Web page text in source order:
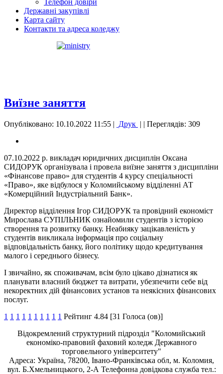
Телефон довіри
Державні закупівлі
Карта сайту
Контакти та адреса коледжу
Виїзне заняття
Опубліковано: 10.10.2022 11:55 | Друк | | Переглядів: 309
07.10.2022 р. викладач юридичних дисциплін Оксана
СИДОРУК організувала і провела виїзне заняття з дисципліни
«Фінансове право» для студентів 4 курсу спеціальності
«Право», яке відбулося у Коломийському відділенні АТ
«Комерційний Індустріальний Банк».
Директор відділення Ігор СИДОРУК та провідний економіст
Мирослава СУПІЛЬНИК ознайомили студентів з історією
створення та розвитку банку. Неабияку зацікавленість у
студентів викликала інформація про соціальну
відповідальність банку, його політику щодо кредитування
малого і середнього бізнесу.
І звичайно, як споживачам, всім було цікаво дізнатися як
планувати власний бюджет та витрати, убезпечити себе від
некоректних дій фінансових установ та неякісних фінансових
послуг.
1 1 1 1 1 1 1 1 1 1 Рейтинг 4.84 [31 Голоса (ов)]
Відокремлений структурний підрозділ "Коломийський
економіко-правовий фаховий коледж Державного
торговельного університету"
Адреса: Україна, 78200, Івано-Франківська обл, м. Коломия,
вул. Б.Хмельницького, 2-А Телефонна довідкова служба тел.: